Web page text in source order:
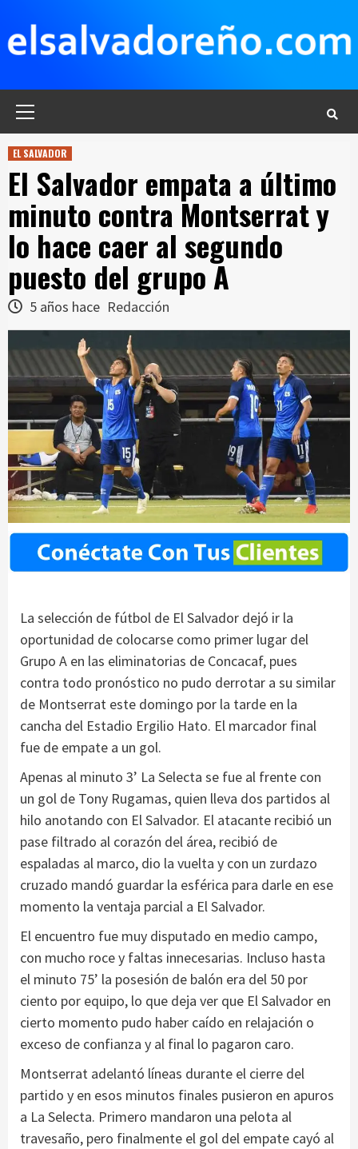
contenido
EL SALVADOR
El Salvador empata a último
minuto contra Montserrat y
lo hace caer al segundo
puesto del grupo A
5 años hace Redacción
La selección de fútbol de El Salvador dejó ir la
oportunidad de colocarse como primer lugar del
Grupo A en las eliminatorias de Concacaf, pues
contra todo pronóstico no pudo derrotar a su similar
de Montserrat este domingo por la tarde en la
cancha del Estadio Ergilio Hato. El marcador final
fue de empate a un gol.
Apenas al minuto 3’ La Selecta se fue al frente con
un gol de Tony Rugamas, quien lleva dos partidos al
hilo anotando con El Salvador. El atacante recibió un
pase filtrado al corazón del área, recibió de
espaladas al marco, dio la vuelta y con un zurdazo
cruzado mandó guardar la esférica para darle en ese
momento la ventaja parcial a El Salvador.
El encuentro fue muy disputado en medio campo,
con mucho roce y faltas innecesarias. Incluso hasta
el minuto 75’ la posesión de balón era del 50 por
ciento por equipo, lo que deja ver que El Salvador en
cierto momento pudo haber caído en relajación o
exceso de confianza y al final lo pagaron caro.
Montserrat adelantó líneas durante el cierre del
partido y en esos minutos finales pusieron en apuros
a La Selecta. Primero mandaron una pelota al
travesaño, pero finalmente el gol del empate cayó al